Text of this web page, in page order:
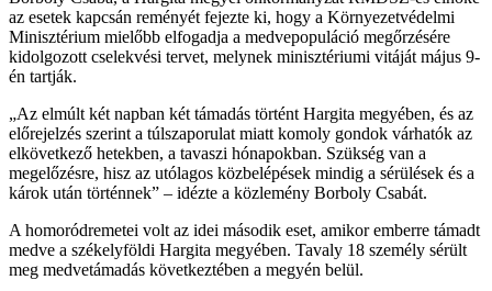
az esetek kapcsán reményét fejezte ki, hogy a Környezetvédelmi
Minisztérium mielőbb elfogadja a medvepopuláció megőrzésére
kidolgozott cselekvési tervet, melynek minisztériumi vitáját május 9-
én tartják.
„Az elmúlt két napban két támadás történt Hargita megyében, és az
előrejelzés szerint a túlszaporulat miatt komoly gondok várhatók az
elkövetkező hetekben, a tavaszi hónapokban. Szükség van a
megelőzésre, hisz az utólagos közbelépések mindig a sérülések és a
károk után történnek” – idézte a közlemény Borboly Csabát.
A homoródremetei volt az idei második eset, amikor emberre támadt
medve a székelyföldi Hargita megyében. Tavaly 18 személy sérült
meg medvetámadás következtében a megyén belül.